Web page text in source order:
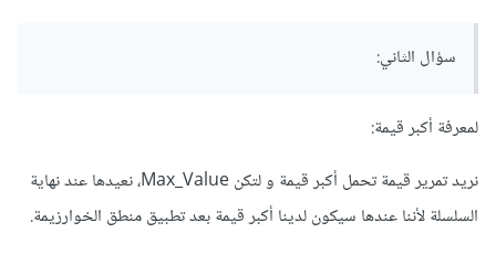
سؤال الثاني:
لمعرفة أكبر قيمة:
نريد تمرير قيمة تحمل أكبر قيمة و لتكن Max_Value، نعيدها عند نهاية
السلسلة لأننا عندها سيكون لدينا أكبر قيمة بعد تطبيق منطق الخوارزيمة.